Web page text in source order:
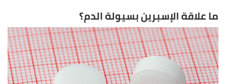
ما علاقة الإسبرين بسيولة الدم؟